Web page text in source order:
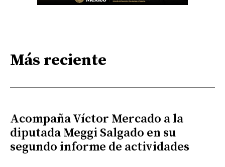
Más reciente
Acompaña Víctor Mercado a la
diputada Meggi Salgado en su
segundo informe de actividades